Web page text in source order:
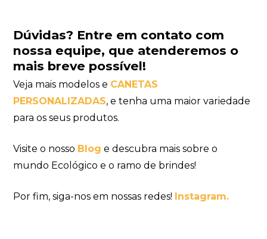
Dúvidas? Entre em contato com
nossa equipe, que atenderemos o
mais breve possível!
Veja mais modelos e CANETAS
PERSONALIZADAS, e tenha uma maior variedade
para os seus produtos.
Visite o nosso Blog e descubra mais sobre o
mundo Ecológico e o ramo de brindes!
Por fim, siga-nos em nossas redes! Instagram.